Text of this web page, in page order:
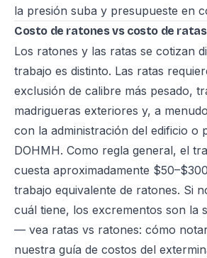
la presión suba y presupueste en
Costo de ratones vs costo de ratas
Los ratones y las ratas se cotizan
trabajo es distinto. Las ratas
exclusión de calibre más pesado,
madrigueras exteriores y, a
con la administración del edificio o
DOHMH. Como regla general, el
cuesta aproximadamente
trabajo equivalente de ratones. Si
cuál tiene, los excrementos son la
— vea ratas vs ratones: cómo
nuestra guía de costos del